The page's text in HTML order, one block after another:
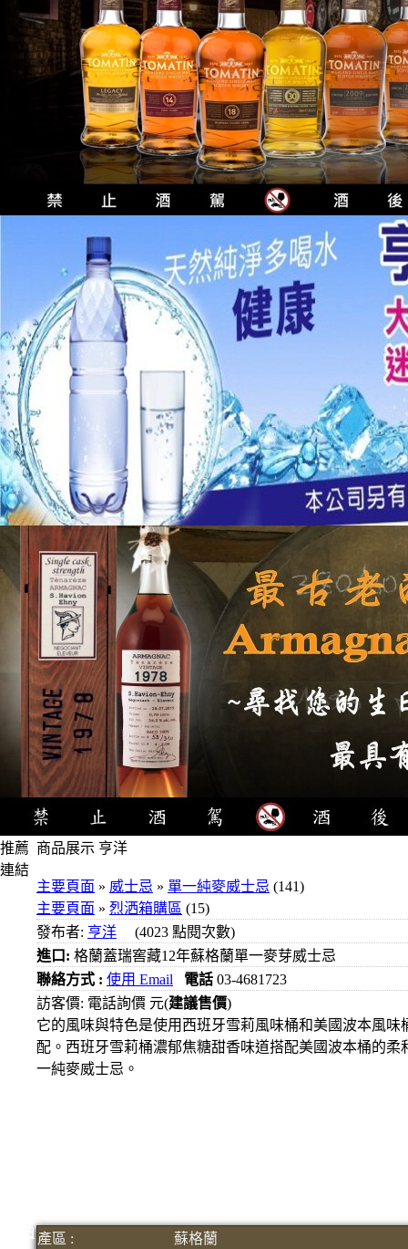
推薦
連結
紅洒
商品展示 亨洋
主要頁面 » 威士忌 » 單一純麥威士忌 (141)
主要頁面 » 烈洒箱購區 (15)
發布者: 亨洋 (4023 點閱次數)
進口: 格蘭蓋瑞窖藏12年蘇格蘭單一麥芽威士忌
聯絡方式 : 使用 Email 電話 03-4681723
訪客價: 電話詢價 元(建議售價)
它的風味與特色是使用西班牙雪莉風味桶和美國波本風味
配。西班牙雪莉桶濃郁焦糖甜香味道搭配美國波本桶的柔
一純麥威士忌。
產區 :
蘇格蘭